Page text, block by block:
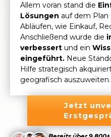
Allem voran stand die
Lösungen auf dem
Abläufen, wie Einkauf,
Anschließend wurde die
verbessert und ein
eingeführt. Neue
Hilfe strategisch
geografisch auszuweiten.
Jetzt